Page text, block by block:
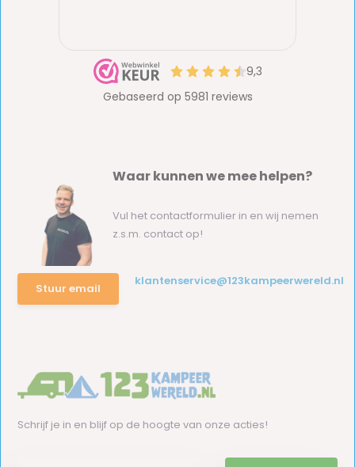
Waar kunnen we mee helpen?
Vul het contactformulier in en wij nemen
z.s.m. contact op!
Stuur email
klantenservice@123kampeerwereld.nl
Schrijf je in en blijf op de hoogte van onze acties!